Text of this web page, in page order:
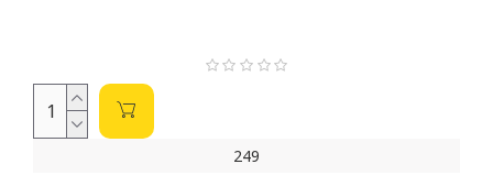
especificações de cada capacitor antes de integrá-lo ao seu
projeto. A Soldafria oferece acesso aos datasheets dos
componentes.
249